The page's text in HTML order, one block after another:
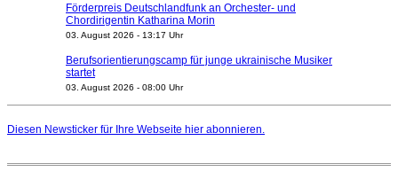
Förderpreis Deutschlandfunk an Orchester- und
Chordirigentin Katharina Morin
03. August 2026 - 13:17 Uhr
Berufsorientierungscamp für junge ukrainische Musiker
startet
03. August 2026 - 08:00 Uhr
Nationaltheater Mannheim
Regensburger Generalmusikdirektor Stefan Veselka
Diesen Newsticker für Ihre Webseite hier abonnieren.